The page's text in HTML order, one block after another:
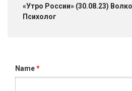
«Утро России» (30.08.23)
Психолог
Name*